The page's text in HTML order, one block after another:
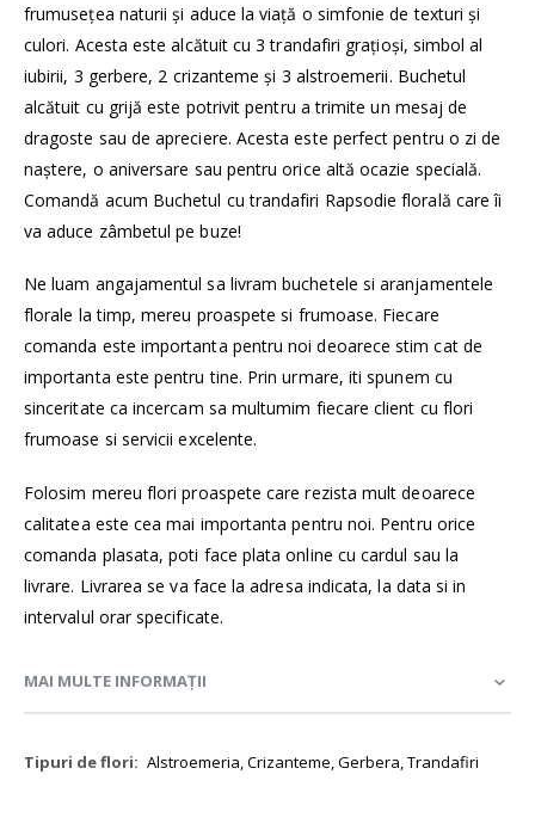
frumuseţea naturii şi aduce la viaţă o simfonie de texturi şi
culori. Acesta este alcătuit cu 3 trandafiri graţioşi, simbol al
iubirii, 3 gerbere, 2 crizanteme şi 3 alstroemerii. Buchetul
alcătuit cu grijă este potrivit pentru a trimite un mesaj de
dragoste sau de apreciere. Acesta este perfect pentru o zi de
naştere, o aniversare sau pentru orice altă ocazie specială.
Comandă acum Buchetul cu trandafiri Rapsodie florală care îi
va aduce zâmbetul pe buze!
Ne luam angajamentul sa livram buchetele si aranjamentele
florale la timp, mereu proaspete si frumoase. Fiecare
comanda este importanta pentru noi deoarece stim cat de
importanta este pentru tine. Prin urmare, iti spunem cu
sinceritate ca incercam sa multumim fiecare client cu flori
frumoase si servicii excelente.
Folosim mereu flori proaspete care rezista mult deoarece
calitatea este cea mai importanta pentru noi. Pentru orice
comanda plasata, poti face plata online cu cardul sau la
livrare. Livrarea se va face la adresa indicata, la data si in
intervalul orar specificate.
MAI MULTE INFORMAȚII
Mai
Alstroemeria, Crizanteme, Gerbera, Trandafiri